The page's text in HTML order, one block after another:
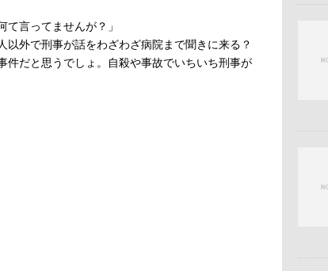
言ってませんが？」
外で刑事が話をわざわざ病院まで聞きに来る？
だと思うでしょ。自殺や事故でいちいち刑事が